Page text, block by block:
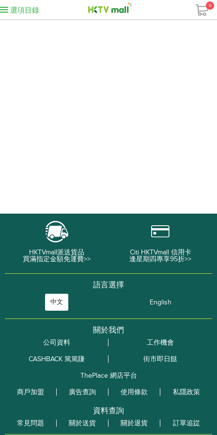
選項目錄
0
HKTVmall派送貨品
買滿指定金額免運費>>
Citi HKTVmall 信用卡
逢星期四專享95折>>
語言選擇
中文 English
關於我們
公司資料
工作機會
CASHBACK 篤篤賺
街市即日餸
ThePlace 網店平台
商戶加盟
廣告查詢 使用條款 私隱政策
資料查詢
常見問題 關於送貨 關於退貨 訂單追踨